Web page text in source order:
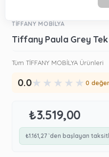
TİFFANY MOBİLYA
Tiffany Paula Grey Tek
Tüm TİFFANY MOBİLYA Ürünleri
0.0★ ★ ★ ★ ★ 0
₺3.519,00
₺1.161,27 `den başlayan